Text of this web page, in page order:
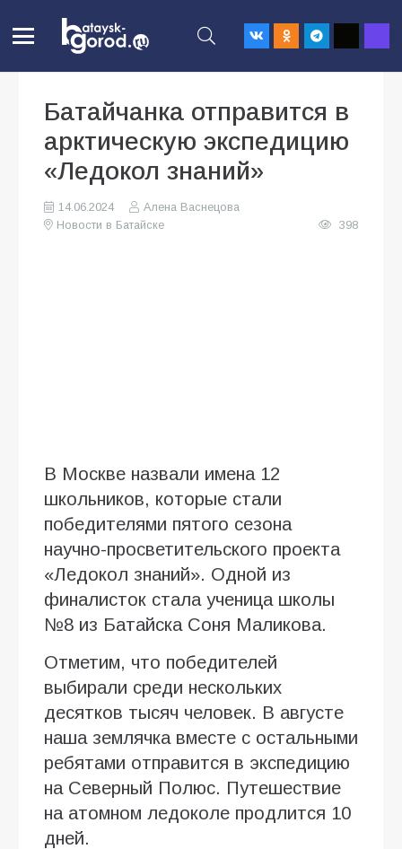
Батайчанка отправится в
арктическую экспедицию
«Ледокол знаний»
14.06.2024
Алена Васнецова
Новости в Батайске
398
В Москве назвали имена 12
школьников, которые стали
победителями пятого сезона
научно-просветительского проекта
«Ледокол знаний». Одной из
финалисток стала ученица школы
№8 из Батайска Соня Маликова.
Отметим, что победителей
выбирали среди нескольких
десятков тысяч человек. В августе
наша землячка вместе с остальными
ребятами отправится в экспедицию
на Северный Полюс. Путешествие
на атомном ледоколе продлится 10
дней.